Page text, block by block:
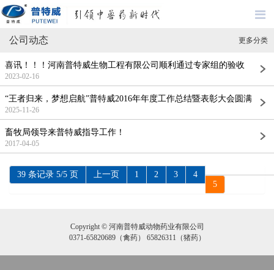
更多分类
公司动态
喜讯！！！河南普特威生物工程有限公司顺利通过专家组的验收
2023-02-16
“王者归来，梦想启航”普特威2016年年度工作总结暨表彰大会圆满
结束
2025-11-26
畜牧局领导来普特威指导工作！
2017-04-05
39 条记录 5/5 页 上一页 1 2 3
4
5
Copyright © 河南普特威动物药业有限公司
0371-65820689（禽药） 65826311（猪药）